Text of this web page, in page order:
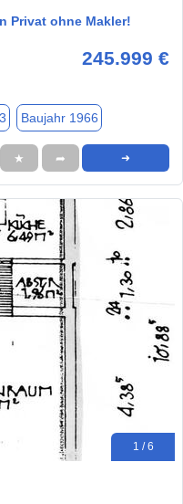
Privat ohne Makler!
245.999 €
Baujahr 1966
★ ➦ ➜
1 / 6